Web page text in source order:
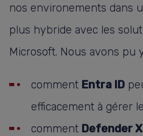
nos environements dans
plus hybride avec les
Microsoft. Nous avons pu
comment Entra ID
efficacement à gérer
comment Defender